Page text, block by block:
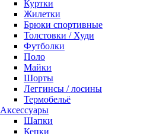
Куртки
Жилетки
Брюки спортивные
Толстовки / Худи
Футболки
Поло
Майки
Шорты
Леггинсы / лосины
Термобельё
Аксессуары
Шапки
Кепки